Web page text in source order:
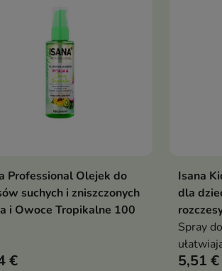
Dodaj do koszyka
Professional Olejek do
suchych i zniszczonych
i Owoce Tropikalne 100
€
Isana
dla
Spray
5,51 €